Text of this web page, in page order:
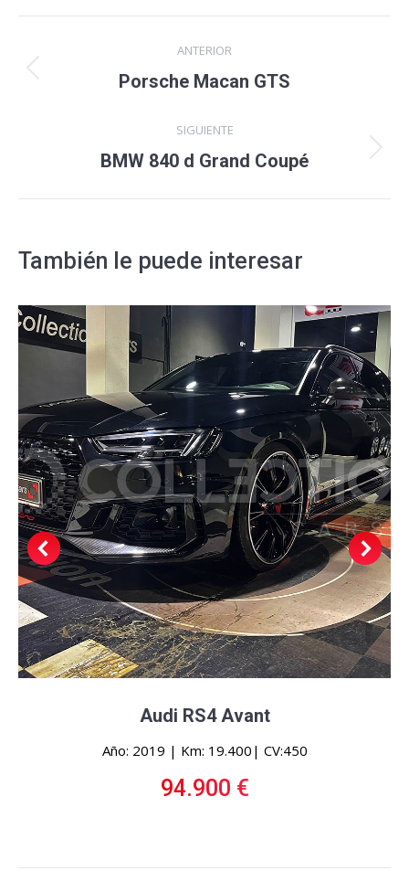
entre
ANTERIOR
Proyecto
Porsche Macan GTS
SIGUIENTE
Proyecto
BMW 840 d Grand Coupé
También le puede interesar
Audi RS4 Avant
Año: 2019 | Km: 19.400| CV:450
94.900 €